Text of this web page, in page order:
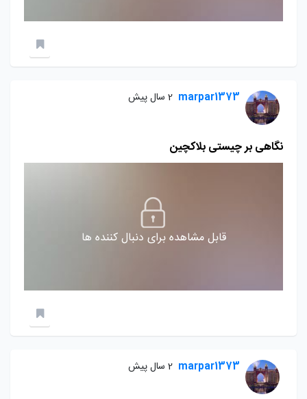
marpar1373 2 سال پیش
نگاهی بر چیستی بلاکچین
قابل مشاهده برای دنبال کننده ها
marpar1373 2 سال پیش